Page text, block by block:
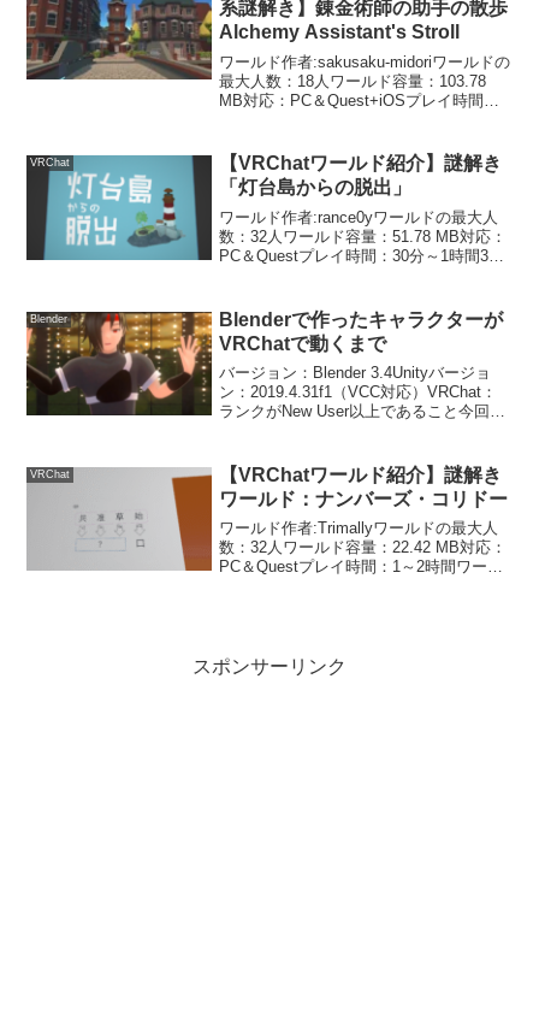
系謎解き】錬金術師の助手の散歩
Alchemy Assistant's Stroll
ワールド作者:sakusaku-midoriワールドの
最大人数：18人ワールド容量：103.78
MB対応：PC＆Quest+iOSプレイ時間：
探索系謎解きワールド...
VRChat
【VRChatワールド紹介】謎解き
「灯台島からの脱出」
ワールド作者:rance0yワールドの最大人
数：32人ワールド容量：51.78 MB対応：
PC＆Questプレイ時間：30分～1時間30
する謎解きワールドです。最初に説...
Blender
Blenderで作ったキャラクターが
VRChatで動くまで
バージョン：Blender 3.4Unityバージョ
ン：2019.4.31f1（VCC対応）VRChat：
ランクがNew User以上であること今回や
す。※キャラクターモ...
VRChat
【VRChatワールド紹介】謎解き
ワールド：ナンバーズ・コリドー
ワールド作者:Trimallyワールドの最大人
数：32人ワールド容量：22.42 MB対応：
PC＆Questプレイ時間：1～2時間ワール
スポンサーリンク